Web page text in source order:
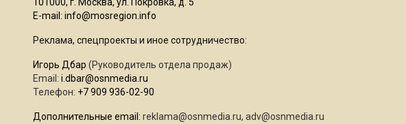
E-mail: info@mosregion.info
Реклама, спецпроекты и иное сотрудничество:
Игорь Дбар (Руководитель отдела продаж)
Email: i.dbar@osnmedia.ru
Телефон: +7 909 936-02-90
Дополнительные email: reklama@osnmedia.ru, adv@osnmedia.ru